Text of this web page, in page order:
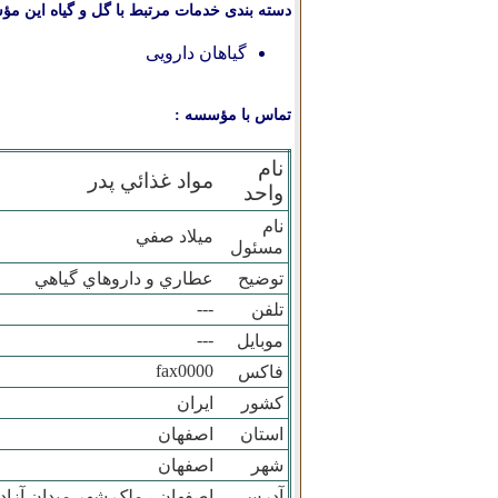
دسته بندی خدمات مرتبط با گل و گیاه این
گیاهان دارویی
تماس با مؤسسه :
نام
واحد
مواد غذائي پدر
نام
مسئول
ميلاد صفي
توضیح
عطاري و داروهاي گياهي
تلفن
---
موبایل
---
فاکس
fax0000
کشور
ایران
استان
اصفهان
شهر
اصفهان